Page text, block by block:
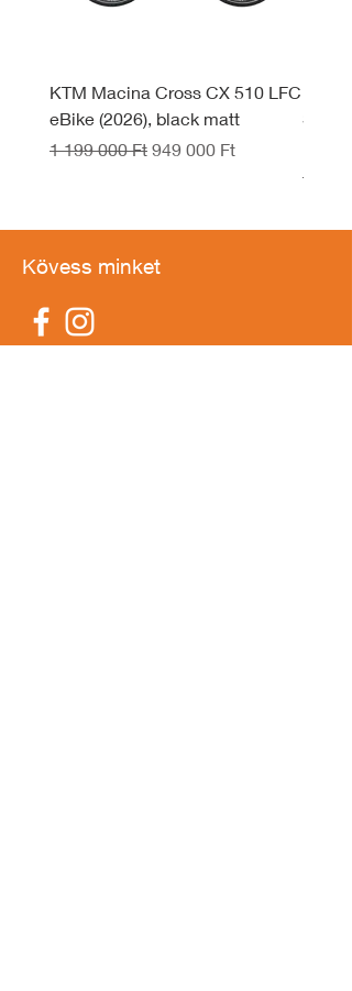
KTM Macina Cross CX 510 LFC
eBike (2026), black matt
Szokásos ár
1 199 000 Ft Akciós ár
949 000 Ft
1 599
Kövess minket